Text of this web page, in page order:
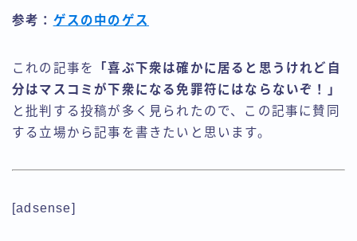
参考： ゲスの中のゲス
これの記事を
「喜ぶ下衆は確かに居ると思うけれど自
分はマスコミが下衆になる免罪符にはならないぞ！」
と批判する投稿が多く見られたので、この記事に賛同
する立場から記事を書きたいと思います。
[adsense]